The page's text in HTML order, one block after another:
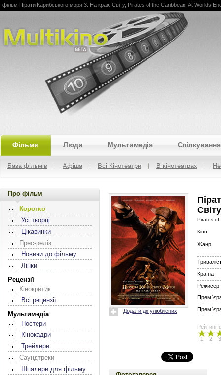
Multikino
фільм Пірати Карибського моря 3: На краю Світу, Pirates of the Caribbean: At Worlds
Фільми Люди Мультимедія Спілкування
База фільмів Афіша Всі Кінотеатри В кінотеатрах
Про фільм
Коротко
Усі творці
Цікавинки
Прес-реліз
Новини до фільму
Лінки
Рецензії
Кінокритик
Всі рецензії
Мультимедіа
Постери
Кінокадри
Трейлери
Саундтреки
Шпалери для фільму
Додати до улюблених
Pirates of
Кіно
Жанр
Країна
Режисер
Прем`єра
Прем`єра
Рейтинг
1 2 3